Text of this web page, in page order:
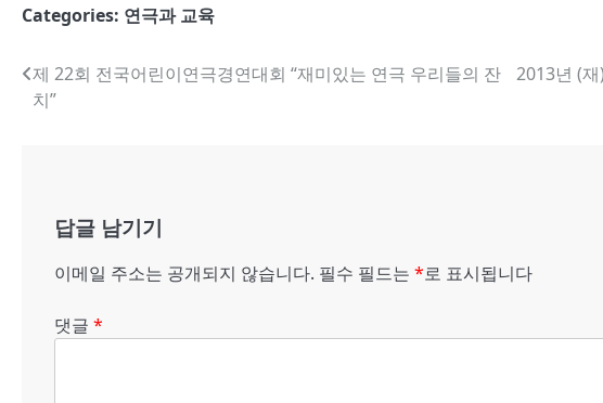
Categories: 연극과 교육
글
내
제 22회 전국어린이연극경연대회 “재미있는 연극 우리들의 잔
치”
2013년 (
답글 남기기
이메일 주소는 공개되지 않습니다. 필수 필드는 *로 표시됩니다
댓글 *